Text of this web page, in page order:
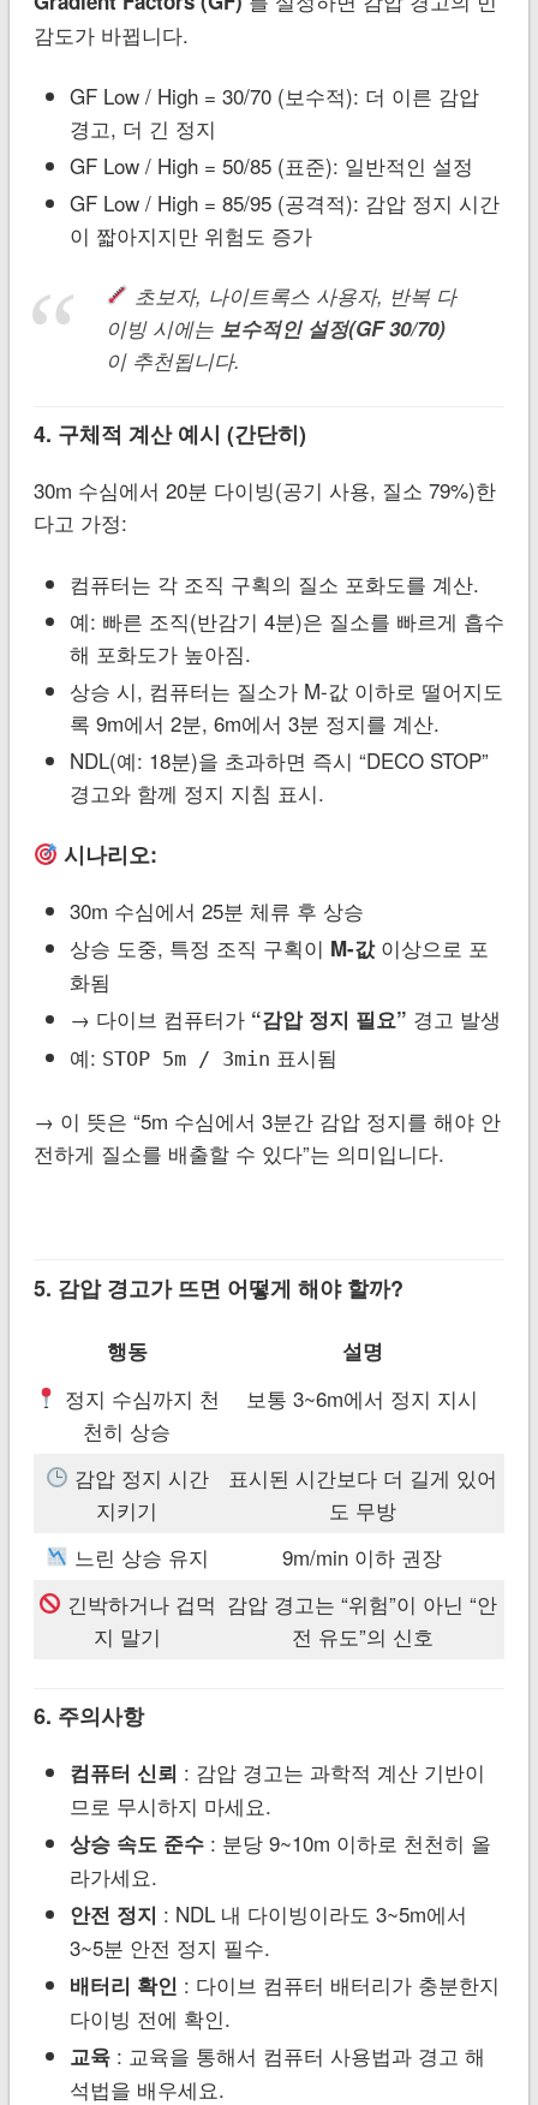
감도가 바뀝니다.
GF Low / High = 30/70 (보수적): 더 이른 감압
경고, 더 긴 정지
GF Low / High = 50/85 (표준): 일반적인 설정
GF Low / High = 85/95 (공격적): 감압 정지 시간
이 짧아지지만 위험도 증가
초보자, 나이트록스 사용자, 반복 다
이빙 시에는 보수적인 설정(GF 30/70)
이 추천됩니다.
4. 구체적 계산 예시 (간단히)
30m 수심에서 20분 다이빙(공기 사용, 질소 79%)한
다고 가정:
컴퓨터는 각 조직 구획의 질소 포화도를 계산.
예: 빠른 조직(반감기 4분)은 질소를 빠르게 흡수
해 포화도가 높아짐.
상승 시, 컴퓨터는 질소가 M-값 이하로 떨어지도
록 9m에서 2분, 6m에서 3분 정지를 계산.
NDL(예: 18분)을 초과하면 즉시 “DECO STOP”
경고와 함께 정지 지침 표시.
시나리오:
30m 수심에서 25분 체류 후 상승
상승 도중, 특정 조직 구획이 M-값이상으로 포
화됨
→ 다이브 컴퓨터가 “감압 정지 필요” 경고 발생
예: STOP 5m / 3min 표시됨
→ 이 뜻은 “5m 수심에서 3분간 감압 정지를 해야 안
전하게 질소를 배출할 수 있다”는 의미입니다.
5. 감압 경고가 뜨면 어떻게 해야 할까?
행동 설명
정지 수심까지 천
천히 상승
보통 3~6m에서 정지 지시
감압 정지 시간
지키기
표시된 시간보다 더 길게 있어
도 무방
느린 상승 유지
9m/min 이하 권장
긴박하거나 겁먹
지 말기
감압 경고는 “위험”이 아닌 “안
전 유도”의 신호
6. 주의사항
컴퓨터 신뢰 : 감압 경고는 과학적 계산 기반이
므로 무시하지 마세요.
상승 속도 준수 : 분당 9~10m 이하로 천천히 올
라가세요.
안전 정지 : NDL 내 다이빙이라도 3~5m에서
3~5분 안전 정지 필수.
배터리 확인 : 다이브 컴퓨터 배터리가 충분한지
다이빙 전에 확인.
교육 : 교육을 통해서 컴퓨터 사용법과 경고 해
석법을 배우세요.